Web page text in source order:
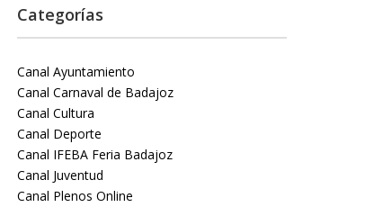
Categorías
Canal Ayuntamiento
Canal Carnaval de Badajoz
Canal Cultura
Canal Deporte
Canal IFEBA Feria Badajoz
Canal Juventud
Canal Plenos Online